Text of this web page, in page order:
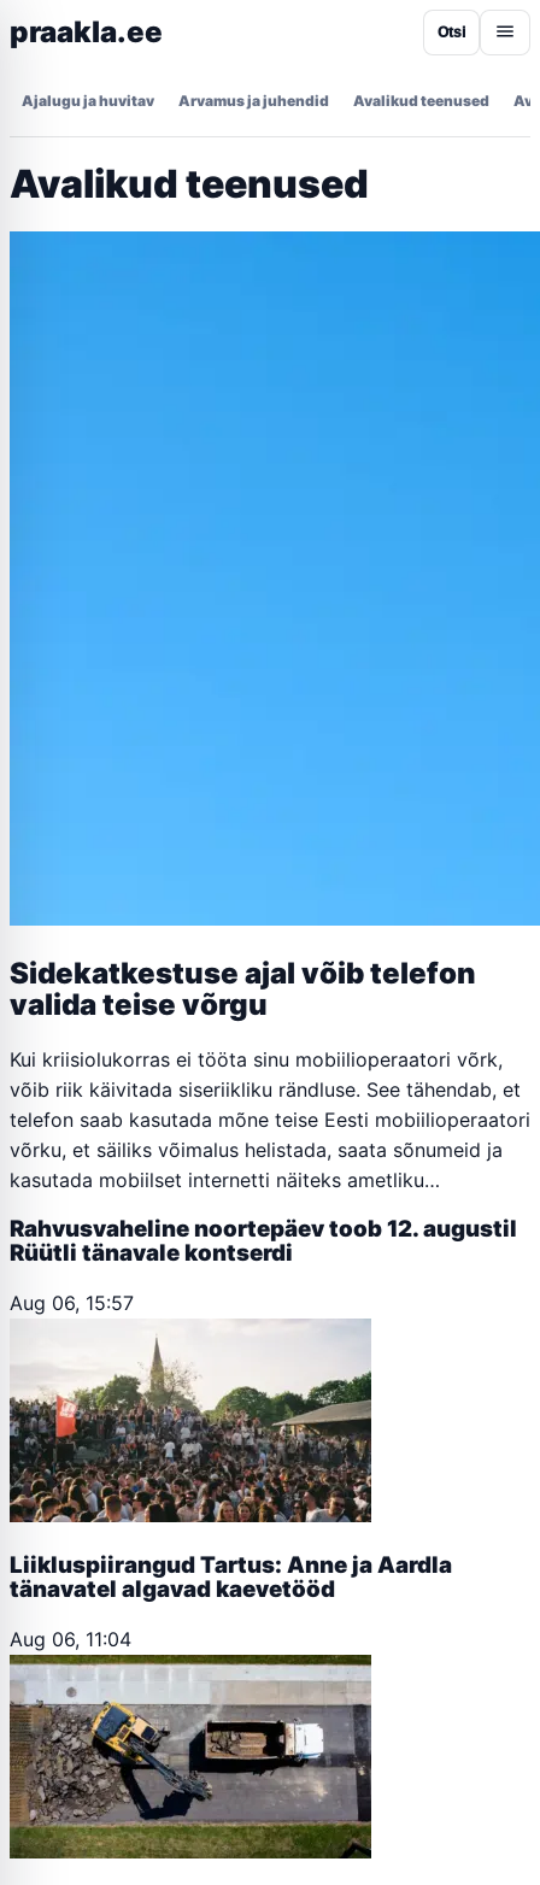
praakla.ee
Ajalugu ja huvitav Arvamus ja juhendid Avalikud teenused
Otsi
Avalikud teenused
Sidekatkestuse ajal võib telefon
valida teise võrgu
Kui kriisiolukorras ei tööta sinu mobiilioperaatori võrk,
võib riik käivitada siseriikliku rändluse. See tähendab, et
telefon saab kasutada mõne teise Eesti mobiilioperaatori
võrku, et säiliks võimalus helistada, saata sõnumeid ja
kasutada mobiilset internetti näiteks ametliku…
Rahvusvaheline noortepäev toob 12. augustil
Rüütli tänavale kontserdi
Aug 06, 15:57
Liikluspiirangud Tartus: Anne ja Aardla
tänavatel algavad kaevetööd
Aug 06, 11:04